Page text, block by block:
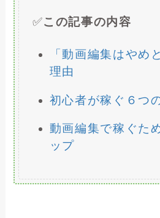
✅この記事の内容
「動画編集はやめ
理由
初心者が稼ぐ６つ
動画編集で稼ぐた
ップ